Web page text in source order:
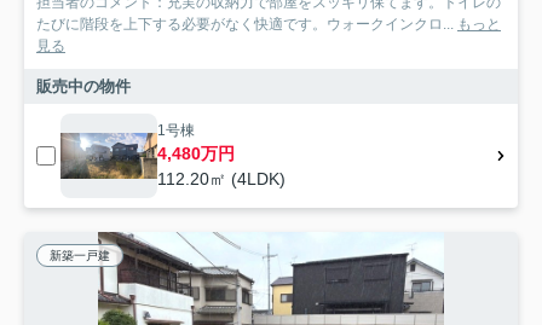
たびに階段を上下する必要がなく快適です。ウォークインクロ... もっと
見る
販売中の物件
1号棟
4,480万円
112.20㎡ (4LDK)
新築一戸建